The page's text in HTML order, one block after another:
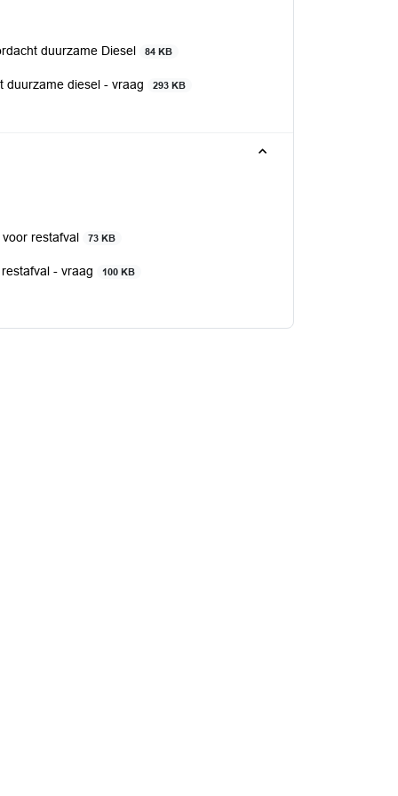
duurzame Diesel 84 KB
duurzame diesel - vraag 293 KB
restafval 73 KB
- vraag 100 KB